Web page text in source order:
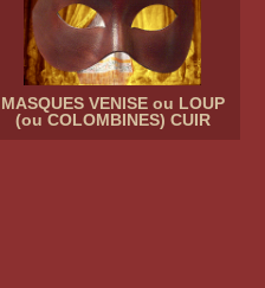
MASQUES VENISE ou LOUP
(ou COLOMBINES) CUIR